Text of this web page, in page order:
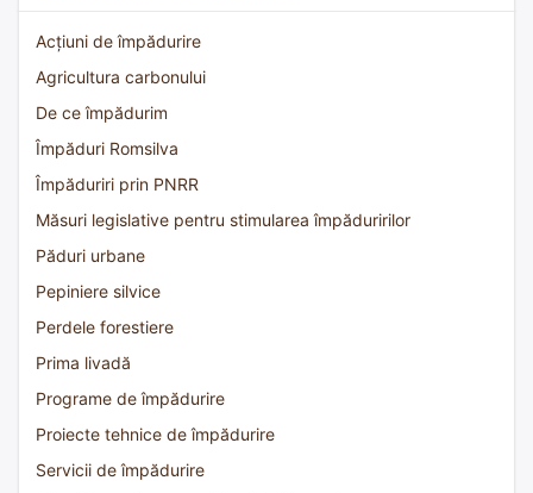
Acțiuni de împădurire
Agricultura carbonului
De ce împădurim
Împăduri Romsilva
Împăduriri prin PNRR
Măsuri legislative pentru stimularea împăduririlor
Păduri urbane
Pepiniere silvice
Perdele forestiere
Prima livadă
Programe de împădurire
Proiecte tehnice de împădurire
Servicii de împădurire